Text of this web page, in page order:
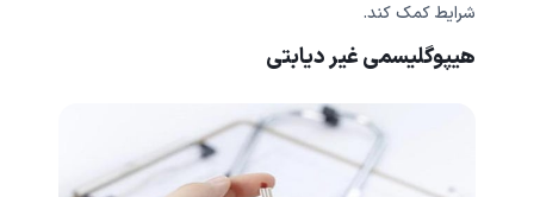
شرایط کمک کند.
هیپوگلیسمی غیر دیابتی